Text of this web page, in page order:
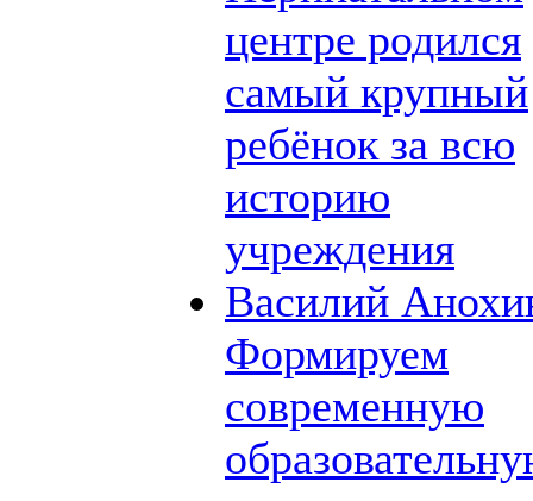
центре родился
самый крупный
ребёнок за всю
историю
учреждения
Василий
Формируем
современную